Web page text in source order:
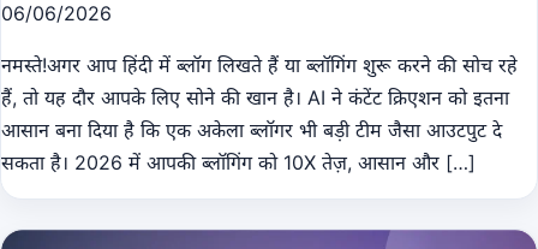
06/06/2026
नमस्ते!अगर आप हिंदी में ब्लॉग लिखते हैं या ब्लॉगिंग शुरू करने की सोच रहे
हैं, तो यह दौर आपके लिए सोने की खान है। AI ने कंटेंट क्रिएशन को इतना
आसान बना दिया है कि एक अकेला ब्लॉगर भी बड़ी टीम जैसा आउटपुट दे
सकता है। 2026 में आपकी ब्लॉगिंग को 10X तेज़, आसान और […]